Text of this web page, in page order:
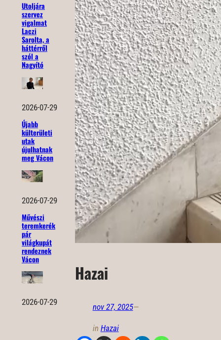
Utoljára
szervez
vigalmat
Laczi
Sarolta, a
háttérről
szól a
Nagyító
2026-07-29
Újabb
külterületi
utak
újulhatnak
meg Vácon
2026-07-29
Művészi
teremkerék
pár
világkupát
rendeznek
Vácon
2026-07-29
Hazai
nov 27, 2025—
in Hazai